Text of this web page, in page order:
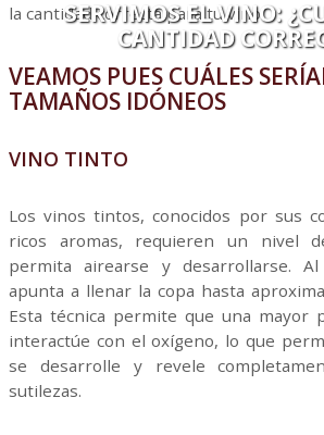
SERVIMOS EL VINO:
CANTIDAD
la cantidad correcta para tu vino.
VEAMOS PUES CUÁLES
TAMAÑOS IDÓNEOS
VINO TINTO
Los vinos tintos, conocidos por sus
ricos aromas, requieren un nivel
permita airearse y desarrollarse.
apunta a llenar la copa hasta
Esta técnica permite que una mayor
interactúe con el oxígeno, lo que
se desarrolle y revele
sutilezas.